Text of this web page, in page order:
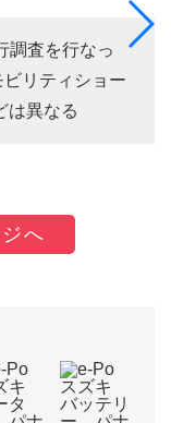
調査を行なっ
リティショー
は異なる
へ